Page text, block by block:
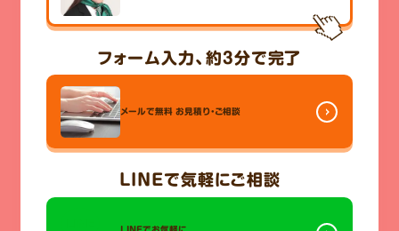
フォーム入力、 約3分で完了
メールで無料 お見積り・ご相談
LINEで気軽にご相談